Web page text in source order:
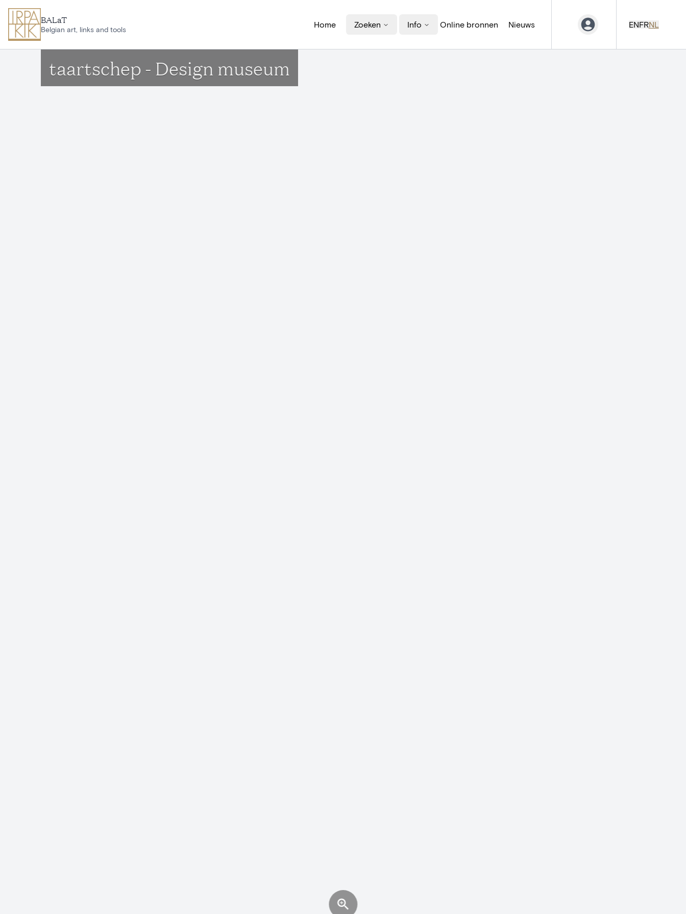
BALaT
Belgian art, links and tools
Home Zoeken Info Online bronnen Nieuws ENFRNL
taartschep - Design museum